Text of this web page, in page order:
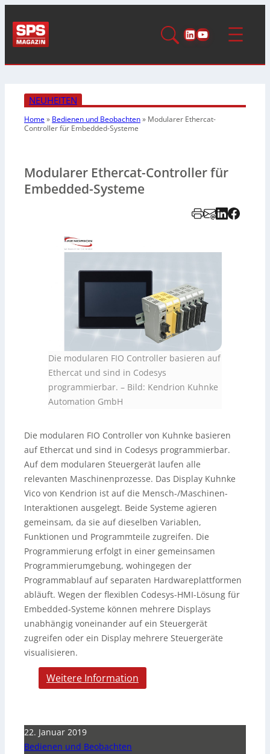
LinkedIn
YouTube
NEUHEITEN
Home» Bedienen und Beobachten» Modularer Ethercat-
Controller für Embedded-Systeme
Modularer Ethercat-Controller für
Embedded-Systeme
Die modularen FIO Controller basieren auf
Ethercat und sind in Codesys
programmierbar. – Bild: Kendrion Kuhnke
Automation GmbH
Die modularen FIO Controller von Kuhnke basieren
auf Ethercat und sind in Codesys programmierbar.
Auf dem modularen Steuergerät laufen alle
relevanten Maschinenprozesse. Das Display Kuhnke
Vico von Kendrion ist auf die Mensch-/Maschinen-
Interaktionen ausgelegt. Beide Systeme agieren
gemeinsam, da sie auf dieselben Variablen,
Funktionen und Programmteile zugreifen. Die
Programmierung erfolgt in einer gemeinsamen
Programmierumgebung, wohingegen der
Programmablauf auf separaten Hardwareplattformen
abläuft. Wegen der flexiblen Codesys-HMI-Lösung für
Embedded-Systeme können mehrere Displays
unabhängig voneinander auf ein Steuergerät
zugreifen oder ein Display mehrere Steuergeräte
visualisieren.
Weitere Information
22. Januar 2019
Bedienen und Beobachten